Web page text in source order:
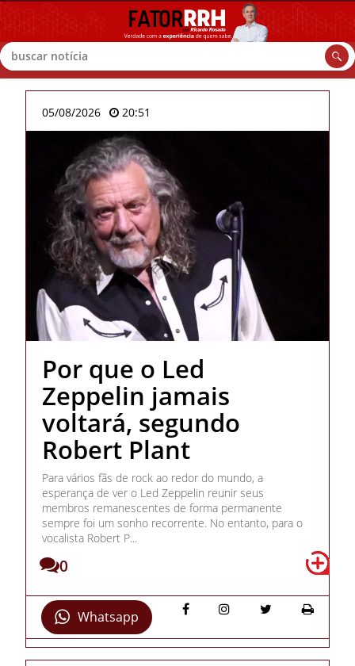
Buscar
05/08/2026 20:51
Por que o Led
Zeppelin jamais
voltará, segundo
Robert Plant
Para vários fãs de rock ao redor do mundo, a
esperança de ver o Led Zeppelin reunir seus
membros remanescentes de forma permanente
sempre foi um sonho recorrente. No entanto, para o
vocalista Robert P...
0
Whatsapp